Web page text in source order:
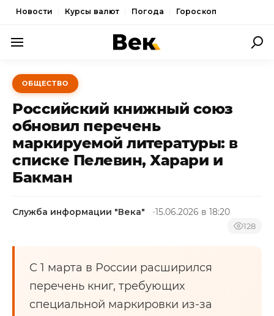
Новости Курсы валют Погода Гороскоп
ПОЛИТИКА
ЭКОНОМИКА
ОБЩЕСТВО
СПОРТ
КУЛЬТУРА
ОБЩЕСТВО
Российский книжный союз
обновил перечень
маркируемой литературы: в
списке Пелевин, Харари и
Бакман
Служба информации "Века" 15.06.2026 в 18:20
128
С 1 марта в России расширился
перечень книг, требующих
специальной маркировки из-за